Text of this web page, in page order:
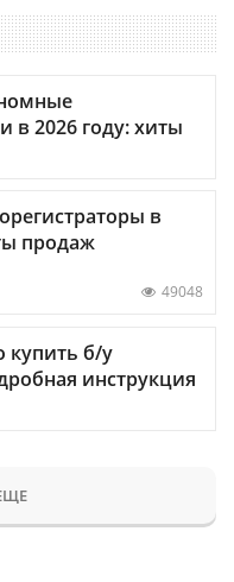
в 2026 году: хиты
в
продаж
49048
купить б/у
инструкция